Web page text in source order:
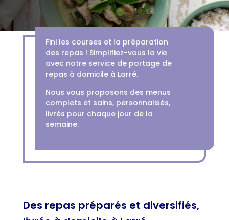
Fini les courses et la préparation
des repas ! Simplifiez-vous la vie
avec notre service de portage de
repas à domicile à Larré.
Nous vous proposons des menus
complets et sains, personnalisés,
livrés pour chaque jour de la
semaine.
Des repas préparés et diversifiés,